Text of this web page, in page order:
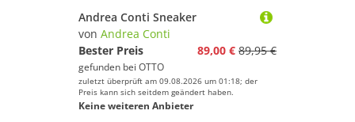
Andrea Conti Sneaker
von Andrea Conti
Bester Preis
89,00 € 89,95 €
gefunden bei OTTO
zuletzt überprüft am 09.08.2026 um 01:18; der
Preis kann sich seitdem geändert haben.
Keine weiteren Anbieter